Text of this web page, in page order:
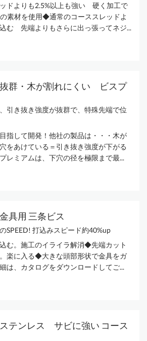
ドよりも2.5%以上も強い 硬く加工で
素材を使用◆通常のコーススレッドよ
む 先端よりもさらに出っ張ってネジ...
群・木が割れにくい ビスプ
引き抜き強度が抜群で、特殊先端で位
指して開発！他社の製品は・・・木が
をあけている＝引き抜き強度が下がる
レミアムは、下穴の径を極限まで最...
具用 三条ビス
SPEED! 打込みスピード約40%up
む。施工のイライラ解消◆先端カット
楽に入る◆大きな頭部形状で金具をガ
は、カタログをダウンロードしてご...
テンレス サビに強い コース